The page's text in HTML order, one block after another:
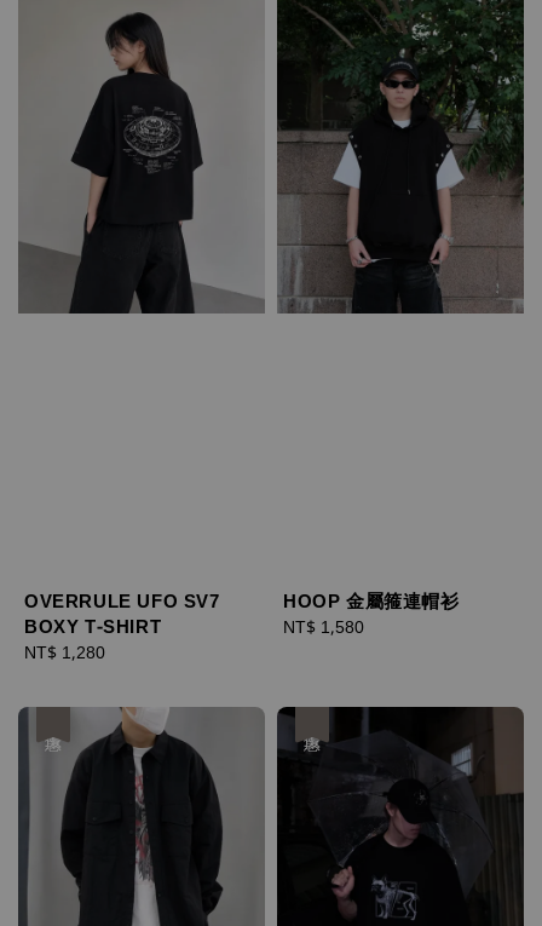
OVERRULE UFO SV7
BOXY T-SHIRT
Regular
NT$ 1,280
HOOP 金屬箍連帽衫
Regular
NT$ 1,580